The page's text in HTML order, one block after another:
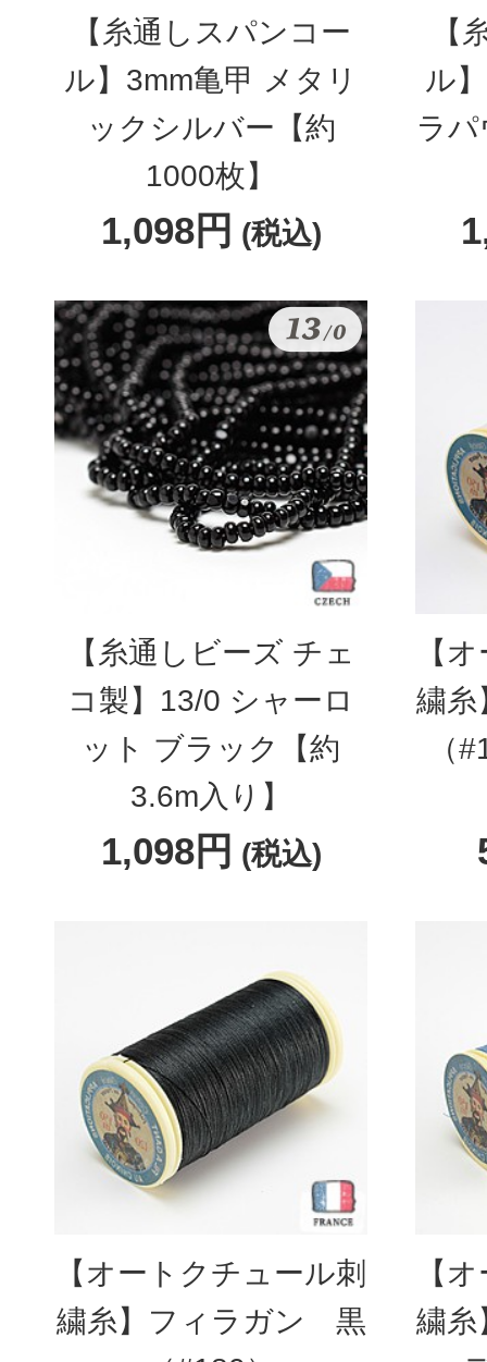
【糸通しスパンコー
ル】3mm亀甲 メタリ
ックシルバー【約
1000枚】
1,098円 (税込)
【
ル
ラ
【糸通しビーズ チェ
コ製】13/0 シャーロ
ット ブラック【約
3.6m入り】
1,098円 (税込)
【
繍
（
【オートクチュール刺
繍糸】フィラガン 黒
【
繍